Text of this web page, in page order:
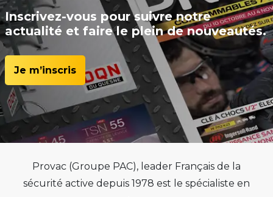
Inscrivez-vous pour suivre notre
actualité et faire le plein de nouveautés.
Je m’inscris
Provac (Groupe PAC), leader Français de la
sécurité active depuis 1978 est le spécialiste en